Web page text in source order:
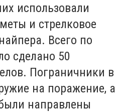
использовали
и стрелковое
Всего по
сделано 50
Пограничники в
на поражение, а
направлены